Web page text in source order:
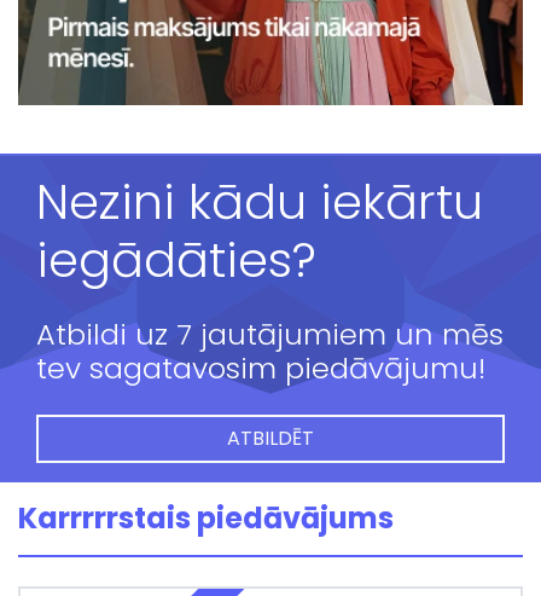
Nezini kādu iekārtu
iegādāties?
Atbildi uz 7 jautājumiem un mēs
tev sagatavosim piedāvājumu!
ATBILDĒT
Karrrrrstais piedāvājums